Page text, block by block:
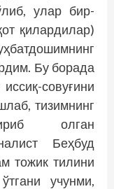
улар бир-
қилардилар)
Бу борада
совуғини
тизимнинг
олган
Беҳбуд
тожик тилини
учунми,